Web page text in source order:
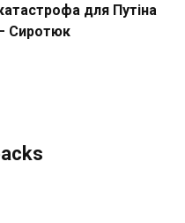
для Путіна
Сиротюк